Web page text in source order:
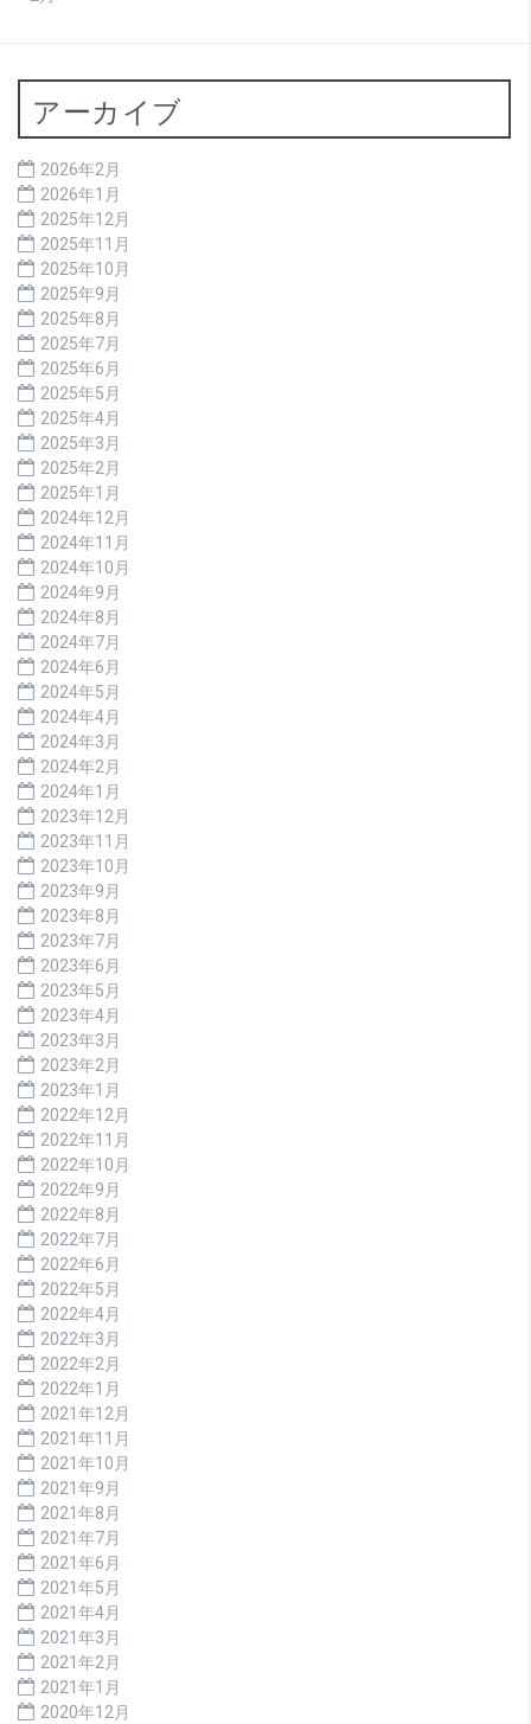
アーカイブ
2026年2月
2026年1月
2025年12月
2025年11月
2025年10月
2025年9月
2025年8月
2025年7月
2025年6月
2025年5月
2025年4月
2025年3月
2025年2月
2025年1月
2024年12月
2024年11月
2024年10月
2024年9月
2024年8月
2024年7月
2024年6月
2024年5月
2024年4月
2024年3月
2024年2月
2024年1月
2023年12月
2023年11月
2023年10月
2023年9月
2023年8月
2023年7月
2023年6月
2023年5月
2023年4月
2023年3月
2023年2月
2023年1月
2022年12月
2022年11月
2022年10月
2022年9月
2022年8月
2022年7月
2022年6月
2022年5月
2022年4月
2022年3月
2022年2月
2022年1月
2021年12月
2021年11月
2021年10月
2021年9月
2021年8月
2021年7月
2021年6月
2021年5月
2021年4月
2021年3月
2021年2月
2021年1月
2020年12月